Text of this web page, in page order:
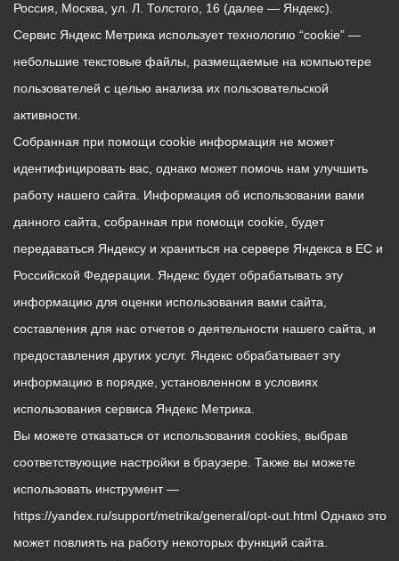
Россия, Москва, ул. Л. Толстого, 16 (далее — Яндекс).
Сервис Яндекс Метрика использует технологию “cookie” —
небольшие текстовые файлы, размещаемые на компьютере
пользователей с целью анализа их пользовательской
активности.
Собранная при помощи cookie информация не может
идентифицировать вас, однако может помочь нам улучшить
работу нашего сайта. Информация об использовании вами
данного сайта, собранная при помощи cookie, будет
передаваться Яндексу и храниться на сервере Яндекса в ЕС и
Российской Федерации. Яндекс будет обрабатывать эту
информацию для оценки использования вами сайта,
составления для нас отчетов о деятельности нашего сайта, и
предоставления других услуг. Яндекс обрабатывает эту
информацию в порядке, установленном в условиях
использования сервиса Яндекс Метрика.
Вы можете отказаться от использования cookies, выбрав
соответствующие настройки в браузере. Также вы можете
использовать инструмент —
https://yandex.ru/support/metrika/general/opt-out.html Однако это
может повлиять на работу некоторых функций сайта.